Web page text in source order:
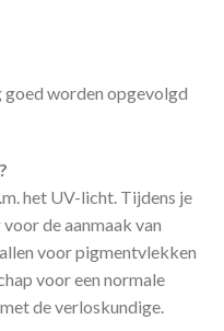
goed worden opgevolgd
het UV-licht. Tijdens je
de aanmaak van
voor pigmentvlekken
voor een normale
de verloskundige.